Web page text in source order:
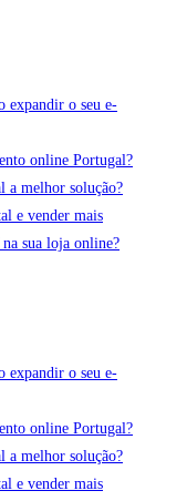
expandir o seu e-
online Portugal?
a melhor solução?
e vender mais
sua loja online?
expandir o seu e-
online Portugal?
a melhor solução?
e vender mais